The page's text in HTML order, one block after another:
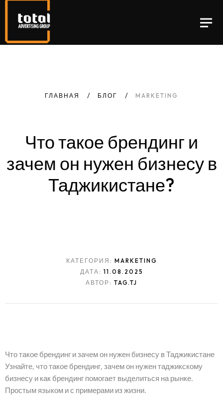
ГЛАВНАЯ БЛОГ MARKETING
Чтотакое брендинг и
зачем он нужен бизнесув
Таджикистане?
КАТЕГОРИЯ: MARKETING
ДАТА: 11.08.2025
АВТОР: TAG.TJ
Что такое брендинг и зачем он нужен бизнесу в Таджикистане
Узнайте, что такое брендинг, зачем он нужен таджикскому
бизнесу и как брендинг помогает выделиться на рынке.
Простым языком и с примерами из жизни.